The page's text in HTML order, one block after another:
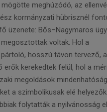
meghúzódó, az
kormányzati hübrisznél
üzenete: Bős–Nagymaros
voltak. Hol a
hosszú távon tervező,
erők kerekedtek felül, hol a
megoldások
a szimbolikusak elé
folytatták a nyilvánosság